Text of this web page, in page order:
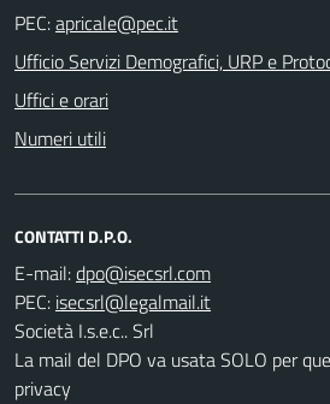
PEC:
Ufficio Servizi Demografici, URP e
Uffici e orari
Numeri utili
CONTATTI D.P.O.
E-mail:
PEC:
Società I.s.e.c.. Srl
La mail del DPO va usata SOLO per
privacy